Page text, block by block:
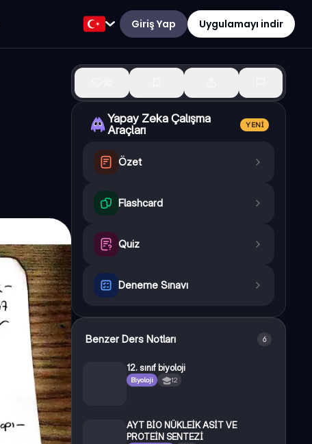
Giriş Yap Uygulamayı indir
Yapay Zeka Çalışma
Araçları
YENI
Özet
Flashcard
Quiz
Deneme Sınavı
Benzer Ders Notları 6
12. sınıf biyoloji
Biyoloji 12
AYT BİO NÜKLEİK ASİT VE
PROTEİN SENTEZİ